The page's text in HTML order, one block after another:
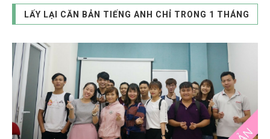
LẤY LẠI CĂN BẢN TIẾNG ANH CHỈ TRONG 1 THÁNG